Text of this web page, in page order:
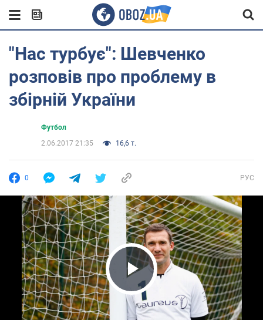
"Нас турбує": Шевченко
розповів про проблему в
збірній України
Футбол
2.06.2017 21:35
16,6 т.
0 РУС
Play Video